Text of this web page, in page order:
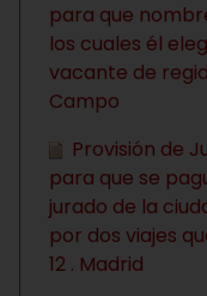
para que
los cuales él
vacante de
Campo
Provisión de
para que se
jurado de la
por dos viajes
12 . Madrid